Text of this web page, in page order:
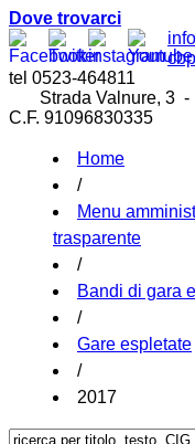
Dove trovarci
tel 0523-464811
Strada Valnure, 3 -
C.F. 91096830335
Home
/
Menu
trasparente
/
Bandi di gara
/
Gare espletate
/
2017